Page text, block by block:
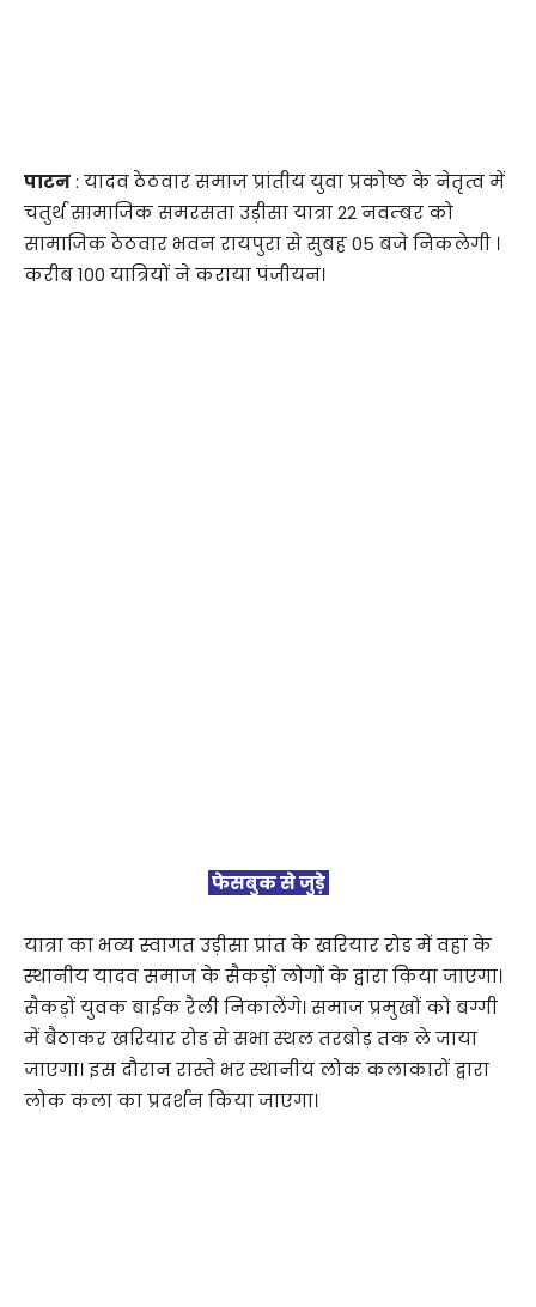
पाटन: यादव ठेठवार समाज प्रांतीय युवा प्रकोष्ठ के नेतृत्व में
चतुर्थ सामाजिक समरसता उड़ीसा यात्रा 22 नवम्बर को
सामाजिक ठेठवार भवन रायपुरा से सुबह 05 बजे निकलेगी ।
करीब 100 यात्रियों ने कराया पंजीयन।
फेसबुक से जुड़े
यात्रा का भव्य स्वागत उड़ीसा प्रांत के खरियार रोड में वहां के
स्थानीय यादव समाज के सैकड़ों लोगों के द्वारा किया जाएगा।
सैकड़ों युवक बाईक रैली निकालेंगे। समाज प्रमुखों को बग्गी
में बैठाकर खरियार रोड से सभा स्थल तरबोड़ तक ले जाया
जाएगा। इस दौरान रास्ते भर स्थानीय लोक कलाकारों द्वारा
लोक कला का प्रदर्शन किया जाएगा।